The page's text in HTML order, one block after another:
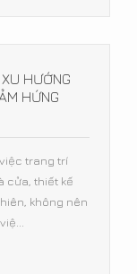
HƯỚNG
HỨNG
trang trí
cửa, thiết kế
không nên